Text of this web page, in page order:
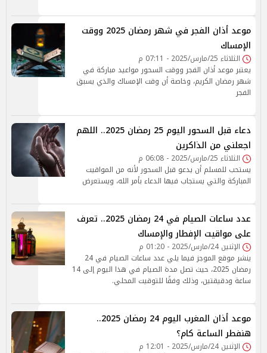
موعد أذان الفجر في شهر رمضان 2025 ووقت
الإمساك
الثلاثاء 25/مارس/2025 - 07:11 م
يعتبر موعد أذان الفجر ووقت السحور مواعيد مباركة في
شهر رمضان الكريم، وخاصة أن وقت الإمساك والذي يسبق
الفجر
دعاء قبل السحور اليوم 25 رمضان 2025.. اللهم
اجعلني من الذاكرين
الثلاثاء 25/مارس/2025 - 06:08 م
يستحب للمسلم أن يدعو قبل السحور لأنه من المواقيت
المباركة والتي يستجاب فيها الدعاء بأمر الله، ويستعرض
عدد ساعات الصيام في 24 رمضان 2025.. تعرف
على مواقيت الإفطار والإمساك
الإثنين 24/مارس/2025 - 01:20 م
ينشر موقع الموجز فيما يلي عدد ساعات الصيام في 24
رمضان 2025، حيث تصل مدة الصيام في هذا اليوم إلى 14
ساعة ودقيقتين، وذلك وفقًا للتوقيت المحلي.
موعد أذان المغرب اليوم 24 رمضان 2025..
هنفطر الساعة كام؟
الإثنين 24/مارس/2025 - 12:01 م